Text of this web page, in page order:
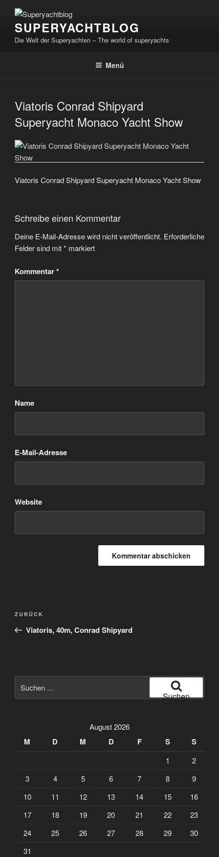
Inhalt
springenSUPERYACHTBLOG
Die Welt der Superyachten – The world of superyachts
Menü
Viatoris Conrad Shipyard
Superyacht Monaco Yacht Show
Viatoris Conrad Shipyard Superyacht Monaco Yacht Show
Schreibe einen Kommentar
Deine E-Mail-Adresse wird nicht veröffentlicht. Erforderliche
Felder sind mit* markiert
Kommentar*
Name
E-Mail-Adresse
Website
Beitragsnavigation
Vorheriger
Beitrag
ZURÜCK
Viatoris, 40m, Conrad Shipyard
nach:
Suchen
August 2026
M D M D F S S
1
2
3
4 5 6 7 8
9
10
11 12 13 14 15
16
17
18 19 20 21 22
23
24
25 26 27 28 29
30
31